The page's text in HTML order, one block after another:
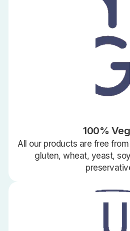
100%
All our products are free
gluten, wheat, yeast,